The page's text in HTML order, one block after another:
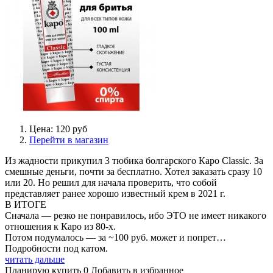
Цена: 120 руб
Перейти в магазин
Из жадности прикупил 3 тюбика болгарского Каро Classic. За
смешные деньги, почти за бесплатно. Хотел заказать сразу 10
или 20. Но решил для начала проверить, что собой
представляет ранее хорошо известный крем в 2021 г.
В ИТОГЕ
Сначала — резко не понравилось, ибо ЭТО не имеет никакого
отношения к Каро из 80-х.
Потом подумалось — за ~100 руб. может и попрет…
Подробности под катом.
читать дальше
Планирую купить 0 Добавить в избранное